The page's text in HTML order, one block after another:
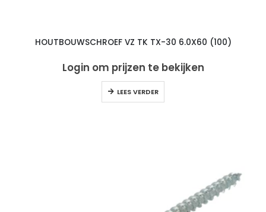
HOUTBOUWSCHROEF VZ TK TX-30 6.0X60 (100)
Login om prijzen te bekijken
LEES VERDER